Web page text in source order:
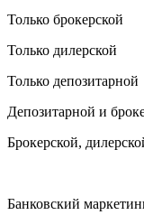
Только брокерской
Только дилерской
Только депозитарной
Депозитарной и
Брокерской,
Банковский